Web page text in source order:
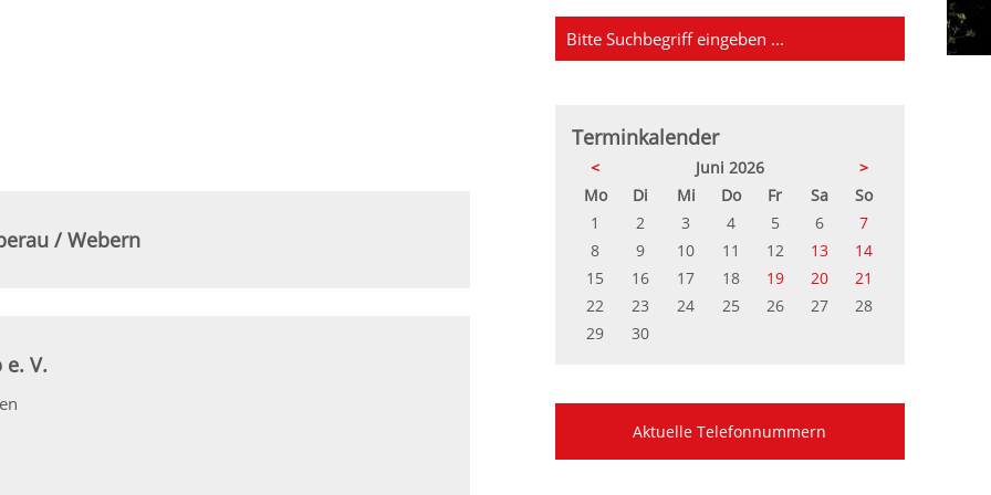
/ Webern
V.
Terminkalender
< Juni 2026
>
MontagDi enstag
Mittwoch
Donnerstag
FreitagSamstag
Sonntag
1
2 3 4 5 6
7
8
9 10 11 12 13
14
15
16 17 18 19 20
21
22
23 24 25 26 27
28
29
30
Aktuelle Telefonnummern